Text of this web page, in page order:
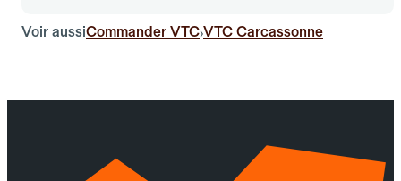
Voir aussiCommander VTC›VTC Carcassonne